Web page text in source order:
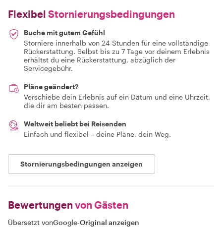
Flexibel Stornierungsbedingungen
Buche mit gutem Gefühl
Storniere innerhalb von 24 Stunden für eine vollständige
Rückerstattung. Selbst bis zu 7 Tage vor deinem Erlebnis
erhältst du eine Rückerstattung, abzüglich der
Servicegebühr.
Pläne geändert?
Verschiebe dein Erlebnis auf ein Datum und eine Uhrzeit,
die dir am besten passen.
Weltweit beliebt bei Reisenden
Einfach und flexibel – deine Pläne, dein Weg.
Stornierungsbedingungen anzeigen
Bewertungen von Gästen
Übersetzt vonGoogle-Original anzeigen